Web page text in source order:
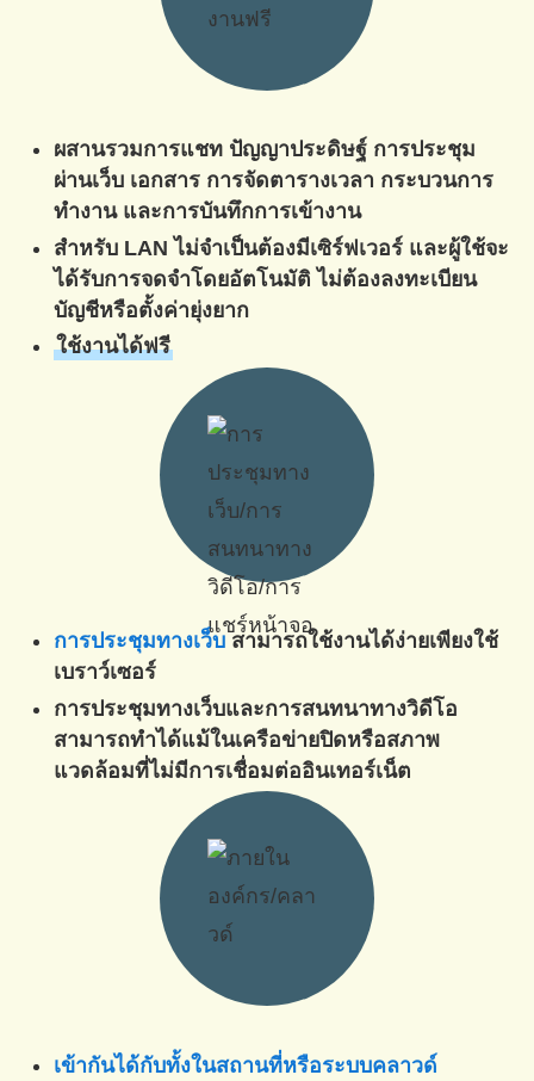
ผสานรวมการแชท ปัญญาประดิษฐ์ การประชุม
ผ่านเว็บ เอกสาร การจัดตารางเวลา กระบวนการ
ทำงาน และการบันทึกการเข้างาน
สำหรับ LAN ไม่จำเป็นต้องมีเซิร์ฟเวอร์ และผู้ใช้จะ
ได้รับการจดจำโดยอัตโนมัติ ไม่ต้องลงทะเบียน
บัญชีหรือตั้งค่ายุ่งยาก
ใช้งานได้ฟรี
การประชุมทางเว็บสามารถใช้งานได้ง่ายเพียงใช้
เบราว์เซอร์
การประชุมทางเว็บและการสนทนาทางวิดีโอ
สามารถทำได้แม้ในเครือข่ายปิดหรือสภาพ
แวดล้อมที่ไม่มีการเชื่อมต่ออินเทอร์เน็ต
เข้ากันได้กับทั้งในสถานที่หรือระบบคลาวด์